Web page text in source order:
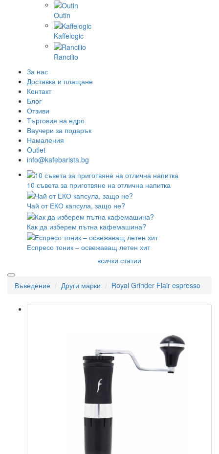
Outin
Kaffelogic
Rancilio
За нас
Доставка и плащане
Контакт
Блог
Отзиви
Търговия на едро
Ваучери за подарък
Намаления
Outlet
info@kafebarista.bg
10 съвета за приготвяне на отлична напитка
Чай от ЕКО капсула, защо не?
Как да изберем пътна кафемашина?
Еспресо тоник – освежаващ летен хит
всички статии
Въведение Други марки Royal Grinder Flair espresso